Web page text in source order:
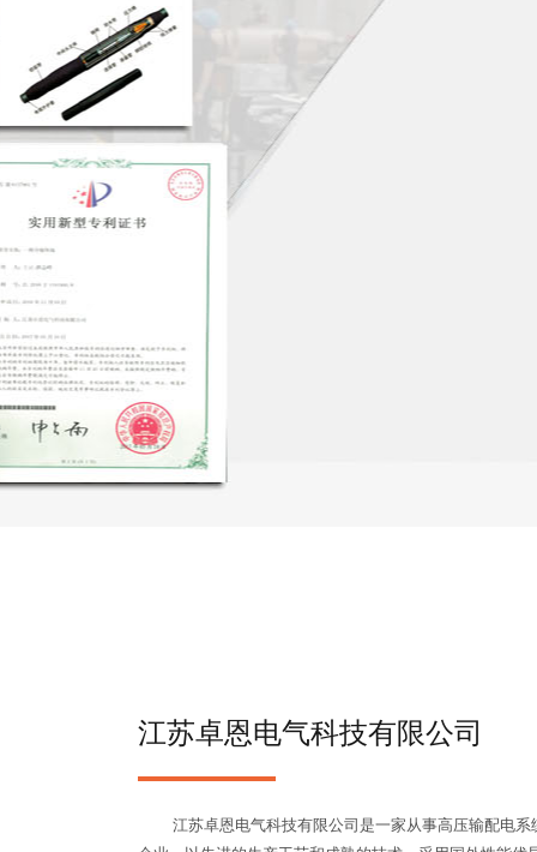
江苏卓恩电气科技有限公司
江苏卓恩电气科技有限公司是一家从事高压输配电系